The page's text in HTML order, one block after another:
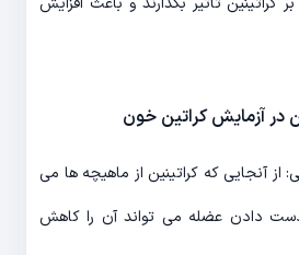
در آزمایش کراتین خون
آنجایی که کراتینین از ماهیچه ها می
دست دادن عضله می تواند آن را کاهش